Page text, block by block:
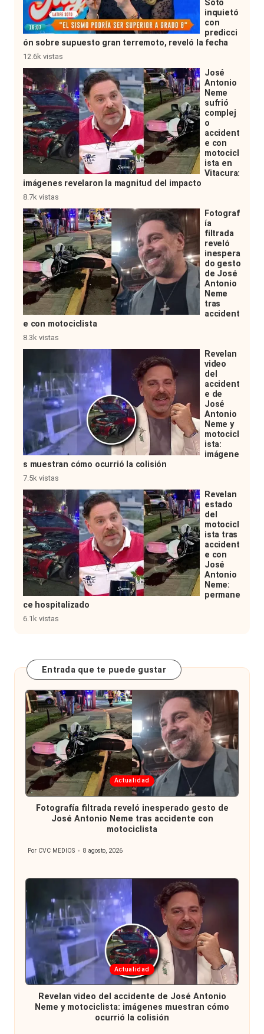
Soto
inquietó
con
predicci
ón sobre supuesto gran terremoto, reveló la fecha
12.6k vistas
José
Antonio
Neme
sufrió
complej
o
accident
e con
motocicl
ista en
Vitacura:
imágenes revelaron la magnitud del impacto
8.7k vistas
Fotograf
ía
filtrada
reveló
inespera
do gesto
de José
Antonio
Neme
tras
accident
e con motociclista
8.3k vistas
Revelan
video
del
accident
e de
José
Antonio
Neme y
motocicl
ista:
imágene
s muestran cómo ocurrió la colisión
7.5k vistas
Revelan
estado
del
motocicl
ista tras
accident
e con
José
Antonio
Neme:
permane
ce hospitalizado
6.1k vistas
Entrada que te puede gustar
Publicada
en
Actualidad
Fotografía filtrada reveló inesperado gesto de
José Antonio Neme tras accidente con
motociclista
Publicado
Por CVC MEDIOS 8 agosto, 2026
Publicada
en
Actualidad
Revelan video del accidente de José Antonio
Neme y motociclista: imágenes muestran cómo
ocurrió la colisión